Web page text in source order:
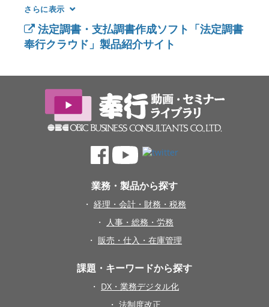
法定調書奉行クラウドのご紹介を通じて、対応業
務、機能性、操作性、導入効果など徹底的に解説い
<動画の見どころ>
・特長、導入メリット、全体像
・支払調書作成や年末調整、法定調書の電子申告ま
・導入効果、価格、導入の流れ
株式会社オービックビジネスコンサルタント
さらに表示
法定調書・支払調書作成ソフト「法定調書
奉行クラウド」製品紹介サイト
業務・製品から探す
・ 経理・会計・財務・税務
・
人事・総務・労務
・ 販売・仕入・在庫管理
課題・キーワードから探す
・ DX・業務デジタル化
・ 法制度改正